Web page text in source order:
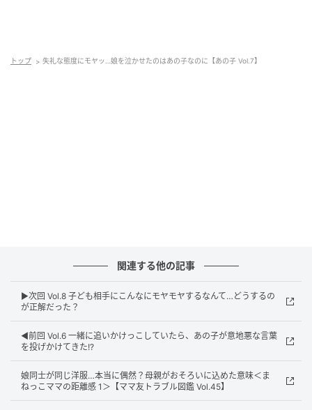
トップ 失礼な態度にモヤッ…娘を泣かせたのはあの子なのに【あの子 Vol.7】
関連する他の記事
▶︎次回 Vol.8 子ども相手にこんなにモヤモヤするなんて…どうするの
が正解だった？
◀︎前回 Vol.6 一緒に追いかけっこしていたら、あの子が意地悪な言葉
を投げかけてきた!?
娘同士が同じ洋服…本当に偶然？母親がおそろいに込めた意味＜ま
ねっこママの距離感 1＞【ママ友トラブル図鑑 Vol.45】